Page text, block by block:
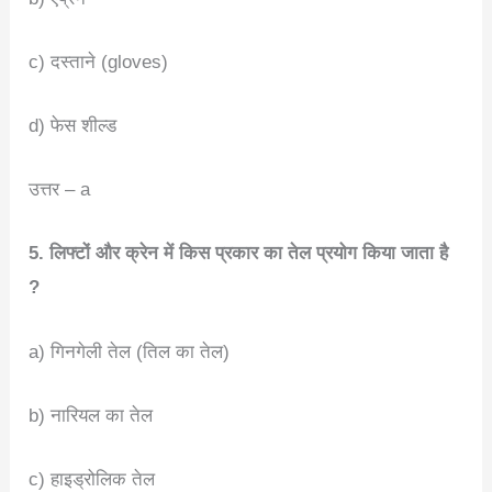
c) दस्ताने (gloves)
d) फेस शील्ड
उत्तर – a
5. लिफ्टों और क्रेन में किस प्रकार का तेल प्रयोग किया जाता है
?
a) गिनगेली तेल (तिल का तेल)
b) नारियल का तेल
c) हाइड्रोलिक तेल